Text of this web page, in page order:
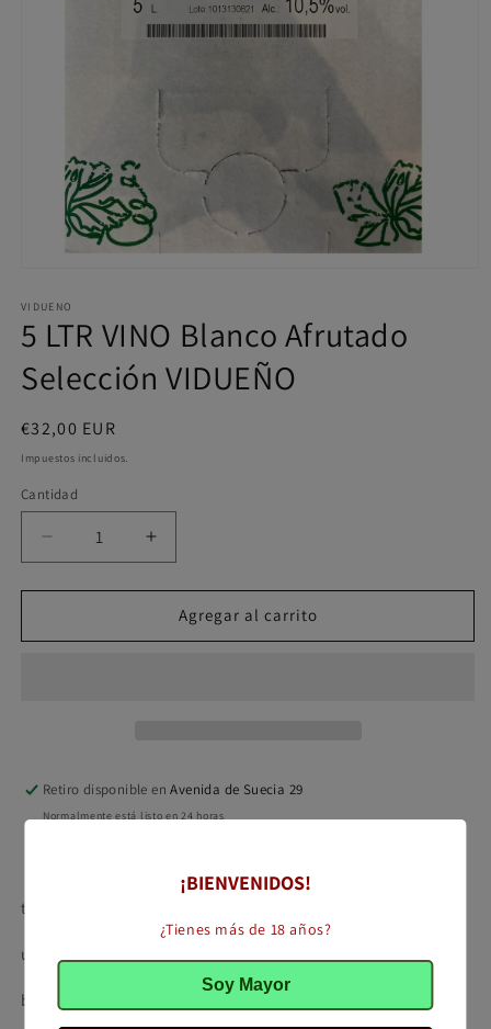
multimedia
1
en
una
ventana
VIDUENO
5 LTR VINO Blanco Afrutado
Selección VIDUEÑO
Precio
habitual
€32,00 EUR
Impuestos incluidos.
Cantidad
Reducir
cantidad
para
LTR
Aumentar
cantidad
para
LTR
Agregar al carrito
Retiro disponible enAvenida de Suecia 29
Normalmente está listo en 24 horas
tipo :
uva : LISTAN y MOSCATEL
bodegas : VIDUEÑO
¡BIENVENIDOS!
¿Tienes más de 18 años?
Soy Mayor